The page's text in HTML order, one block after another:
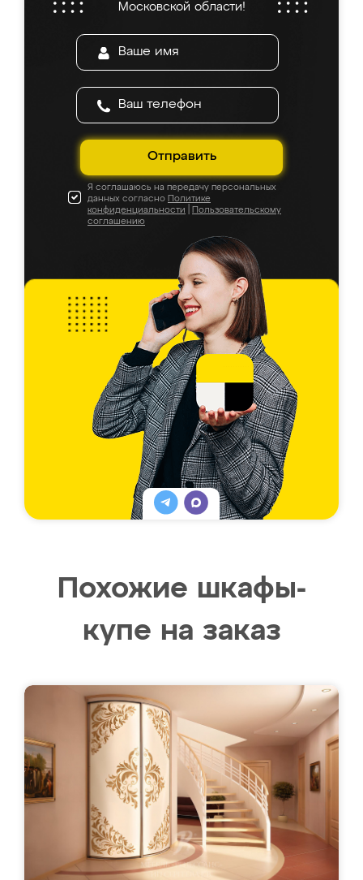
Московской области!
Отправить
Я соглашаюсь на передачу персональных
данных согласно Политике
конфиденциальности
Пользовательскому
соглашению
Похожие шкафы-
купе на заказ